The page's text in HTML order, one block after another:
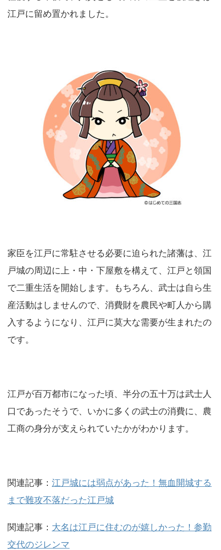
江戸に留め置かれました。
家臣を江戸に常駐させる必要に迫られた諸藩は、江
戸城の周辺に上・中・下屋敷を構えて、江戸と領国
で二重生活を開始します。もちろん、武士は自ら生
産活動はしませんので、消費財を農民や町人から購
入するようになり、江戸に莫大な需要が生まれたの
です。
江戸が百万都市になった頃、半分の五十万は武士人
口であったそうで、いかに多くの武士の消費に、農
工商の身分が支えられていたかがわかります。
関連記事： 江戸城には弱点があった！無血開城する
まで難攻不落だった江戸城
関連記事： 大名は江戸に住むのが嬉しかった！参勤
交代のジレンマ